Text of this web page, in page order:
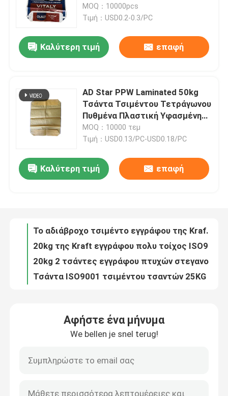
Σπίτι
Προϊόντα
Περίπου εμείς
Ποιοτικός έλεγχος
Μας ελάτε σε επαφή με
Ζητήστε ένα απόσπασμα
Συσκευάζοντας τσάντες τσιμέντου
Τσάντες τσιμέντου PP
MOQ：10000pcs
Τιμή：USD0.2-0.3/PC
Καλύτερη τιμή επαφή
AD Star PPW Laminated 50kg
Τσάντα Τσιμέντου Τετράγωνου
Πυθμένα Πλαστική Υφασμένη
Βαλβιδωτή Σακούλα
MOQ：10000 τεμ
Τιμή：USD0.13/PC-USD0.18/PC
Καλύτερη τιμή επαφή
Το τσιμέντο 2 τσάντες εγγράφου πτυχών στεγανοποιεί τις τσάντες εγγράφου 20kg Multiwall Kraft που τοποθετούνται σε στρώματα
Υφαμένες τσάντες κατώτατων βαλβίδων φραγμών τσαντών 25KG 40KG 50KG PP άμμου ασβεστοκονιάματος τσιμέντου
Αφήστε ένα μήνυμα
We bellen je snel terug!